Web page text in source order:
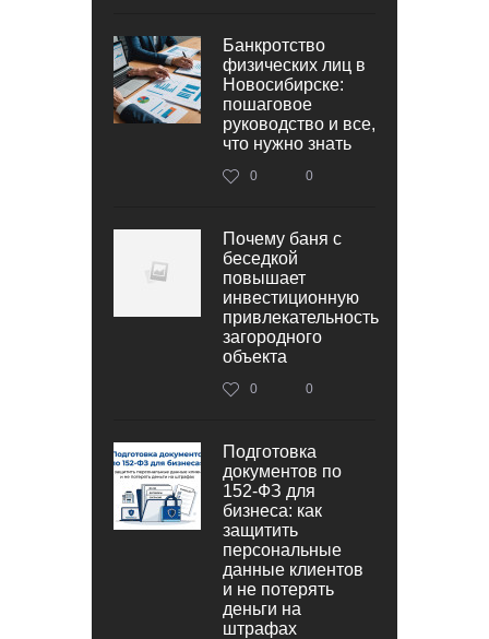
Банкротство
физических лиц в
Новосибирске:
пошаговое
руководство и все,
что нужно знать
0 0
Почему баня с
беседкой
повышает
инвестиционную
привлекательность
загородного
объекта
0 0
Подготовка
документов по
152‑ФЗ для
бизнеса: как
защитить
персональные
данные клиентов
и не потерять
деньги на
штрафах